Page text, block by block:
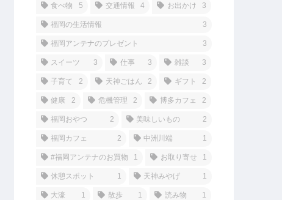
食べ物 5 交通情報 4 お出かけ 3
福岡の生活情報 3
福岡アンテナのプレゼント 3
スイーツ 3 仕事 3 雑談 3
子育て 2 天神ごはん 2 ギフト 2
健康 2 危機管理 2 博多カフェ 2
福岡おやつ 2 美味しいもの 2
福岡カフェ 2 中洲川端 1
#福岡アンテナのお買物 1 お取り寄せ 1
休憩スポット 1 天神みやげ 1
大濠 1 散歩 1 読み物 1